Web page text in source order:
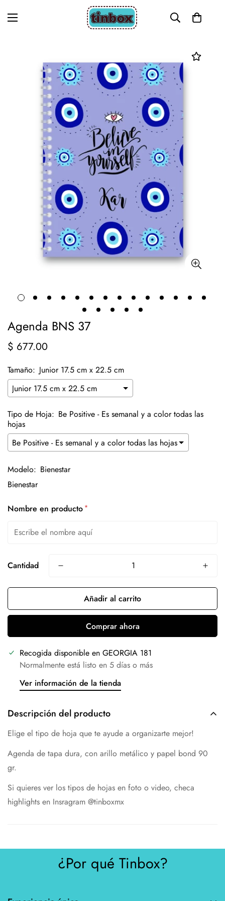
Agenda BNS 37
Precio
$ 677.00
Tamaño: Junior 17.5 cm x 22.5 cm
Tipo de Hoja: Be Positive - Es semanal y a color todas las
hojas
Modelo: Bienestar
Nombre en producto *
Cantidad
Añadir al carrito
Comprar ahora
Recogida disponible en GEORGIA 181
Normalmente está listo en 5 días o más
Ver información de la tienda
Descripción del producto
Elige el tipo de hoja que te ayude a organizarte mejor!
Agenda de tapa dura, con arillo metálico y papel bond 90
gr.
Si quieres ver los tipos de hojas en foto o video, checa
highlights en Insragram @tinboxmx
¿Por qué Tinbox?